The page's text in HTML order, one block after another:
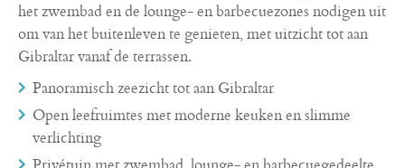
het zwembad en de lounge- en barbecuezones nodigen uit
om van het buitenleven te genieten, met uitzicht tot aan
Gibraltar vanaf de terrassen.
Panoramisch zeezicht tot aan Gibraltar
Open leefruimtes met moderne keuken en slimme
verlichting